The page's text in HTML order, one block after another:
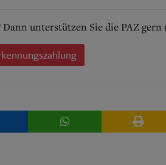
unterstützen Sie die PAZ